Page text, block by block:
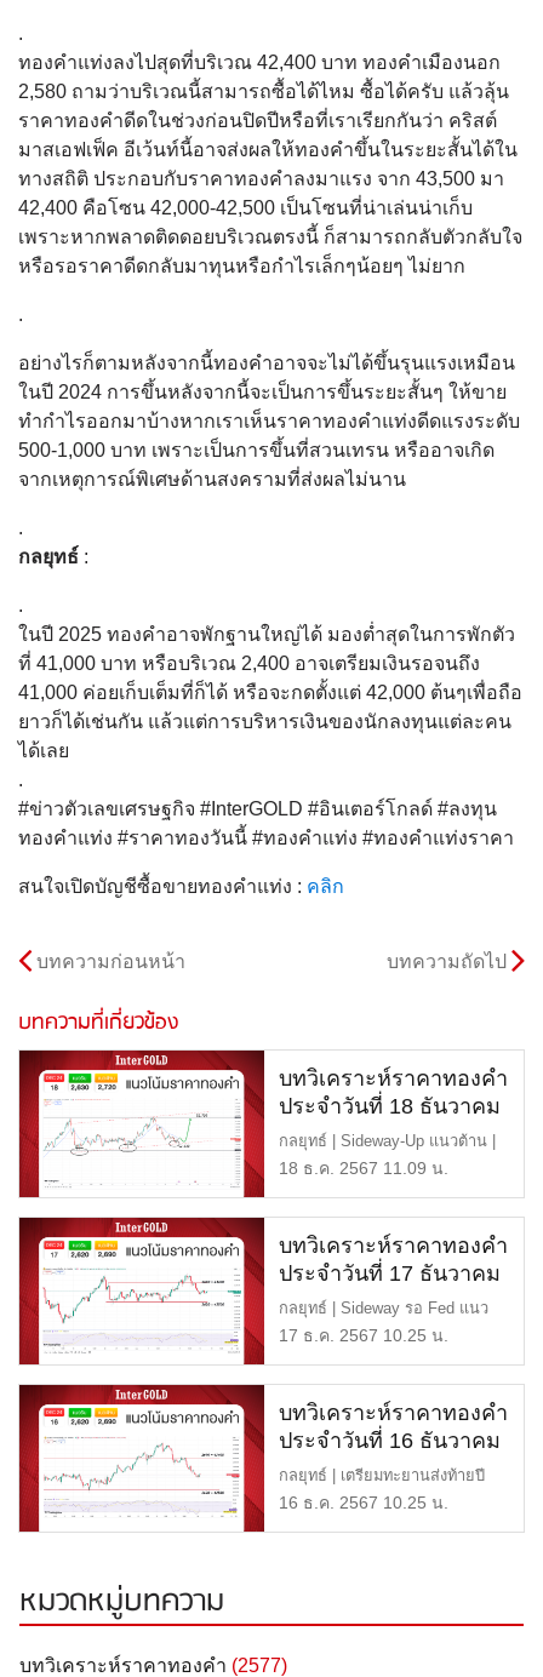
.
ทองคำแท่งลงไปสุดที่บริเวณ 42,400 บาท ทองคำเมืองนอก
2,580 ถามว่าบริเวณนี้สามารถซื้อได้ไหม ซื้อได้ครับ แล้วลุ้น
ราคาทองคำดีดในช่วงก่อนปิดปีหรือที่เราเรียกกันว่า คริสต์
มาสเอฟเฟ็ค อีเว้นท์นี้อาจส่งผลให้ทองคำขึ้นในระยะสั้นได้ใน
ทางสถิติ ประกอบกับราคาทองคำลงมาแรง จาก 43,500 มา
42,400 คือโซน 42,000-42,500 เป็นโซนที่น่าเล่นน่าเก็บ
เพราะหากพลาดติดดอยบริเวณตรงนี้ ก็สามารถกลับตัวกลับใจ
หรือรอราคาดีดกลับมาทุนหรือกำไรเล็กๆน้อยๆ ไม่ยาก
.
อย่างไรก็ตามหลังจากนี้ทองคำอาจจะไม่ได้ขึ้นรุนแรงเหมือน
ในปี 2024 การขึ้นหลังจากนี้จะเป็นการขึ้นระยะสั้นๆ ให้ขาย
ทำกำไรออกมาบ้างหากเราเห็นราคาทองคำแท่งดีดแรงระดับ
500-1,000 บาท เพราะเป็นการขึ้นที่สวนเทรน หรืออาจเกิด
จากเหตุการณ์พิเศษด้านสงครามที่ส่งผลไม่นาน
.
กลยุทธ์ :
.
ในปี 2025 ทองคำอาจพักฐานใหญ่ได้ มองต่ำสุดในการพักตัว
ที่ 41,000 บาท หรือบริเวณ 2,400 อาจเตรียมเงินรอจนถึง
41,000 ค่อยเก็บเต็มที่ก็ได้ หรือจะกดตั้งแต่ 42,000 ต้นๆเพื่อถือ
ยาวก็ได้เช่นกัน แล้วแต่การบริหารเงินของนักลงทุนแต่ละคน
ได้เลย
.
#ข่าวตัวเลขเศรษฐกิจ #InterGOLD #อินเตอร์โกลด์ #ลงทุน
ทองคำแท่ง #ราคาทองวันนี้ #ทองคำแท่ง #ทองคำแท่งราคา
สนใจเปิดบัญชีซื้อขายทองคำแท่ง : คลิก
บทความก่อนหน้า บทความถัดไป
บทความที่เกี่ยวข้อง
บทวิเคราะห์ราคาทองคำ
ประจำวันที่ 18 ธันวาคม
2567
กลยุทธ์ | Sideway-Up แนวต้าน |
$2,720 หรือ 43,500 บา […]
18 ธ.ค. 2567 11.09 น.
บทวิเคราะห์ราคาทองคำ
ประจำวันที่ 17 ธันวาคม
2567
กลยุทธ์ | Sideway รอ Fed แนว
ต้าน | $2,690 หรือ 43,400 […]
17 ธ.ค. 2567 10.25 น.
บทวิเคราะห์ราคาทองคำ
ประจำวันที่ 16 ธันวาคม
2567
กลยุทธ์ | เตรียมทะยานส่งท้ายปี
แนวต้าน | $2,690 หรือ […]
16 ธ.ค. 2567 10.25 น.
หมวดหมู่บทความ
บทวิเคราะห์ราคาทองคำ (2577)